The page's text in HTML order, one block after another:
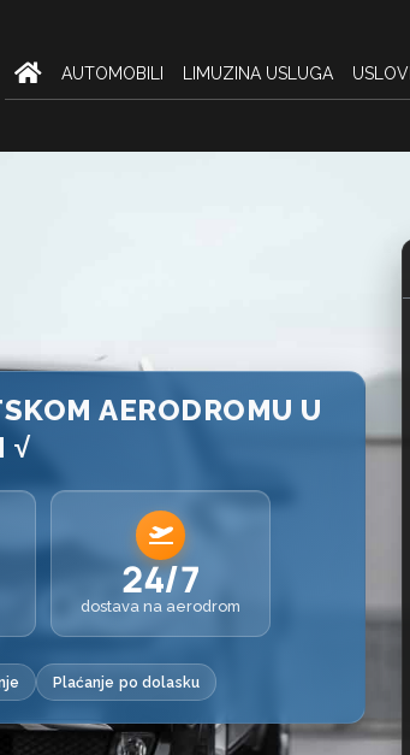
AUTOMOBILI LIMUZINA USLUGA USLOVI
AERODROMU U
√
24/7
dostava na aerodrom
Plaćanje po dolasku